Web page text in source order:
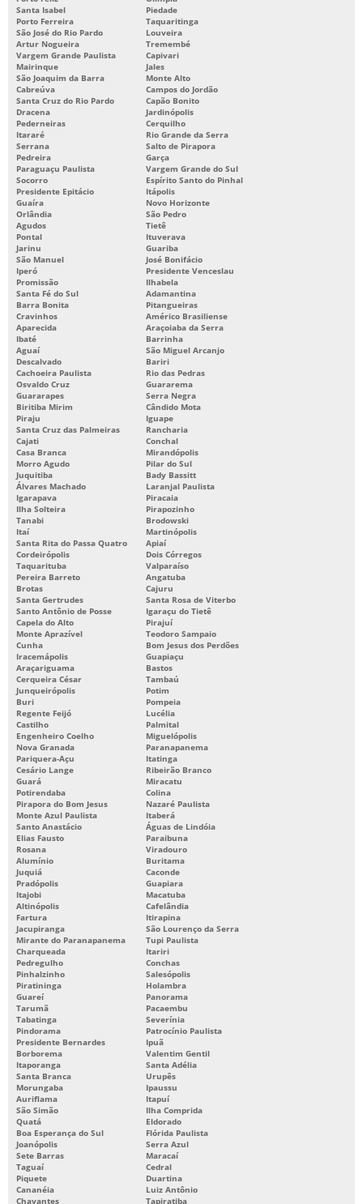
Santa Isabel
Piedade
Porto Ferreira
Taquaritinga
São José do Rio Pardo
Louveira
Artur Nogueira
Tremembé
Vargem Grande Paulista
Capivari
Mairinque
Jales
São Joaquim da Barra
Monte Alto
Cabreúva
Campos do Jordão
Santa Cruz do Rio Pardo
Capão Bonito
Dracena
Jardinópolis
Pederneiras
Cerquilho
Itararé
Rio Grande da Serra
Serrana
Salto de Pirapora
Pedreira
Garça
Paraguaçu Paulista
Vargem Grande do Sul
Socorro
Espírito Santo do Pinhal
Presidente Epitácio
Itápolis
Guaíra
Novo Horizonte
Orlândia
São Pedro
Agudos
Tietê
Pontal
Ituverava
Jarinu
Guariba
São Manuel
José Bonifácio
Iperó
Presidente Venceslau
Promissão
Ilhabela
Santa Fé do Sul
Adamantina
Barra Bonita
Pitangueiras
Cravinhos
Américo Brasiliense
Aparecida
Araçoiaba da Serra
Ibaté
Barrinha
Aguaí
São Miguel Arcanjo
Descalvado
Bariri
Cachoeira Paulista
Rio das Pedras
Osvaldo Cruz
Guararema
Guararapes
Serra Negra
Biritiba Mirim
Cândido Mota
Piraju
Iguape
Santa Cruz das Palmeiras
Rancharia
Cajati
Conchal
Casa Branca
Mirandópolis
Morro Agudo
Pilar do Sul
Juquitiba
Bady Bassitt
Álvares Machado
Laranjal Paulista
Igarapava
Piracaia
Ilha Solteira
Pirapozinho
Tanabi
Brodowski
Itaí
Martinópolis
Santa Rita do Passa Quatro
Apiaí
Cordeirópolis
Dois Córregos
Taquarituba
Valparaíso
Pereira Barreto
Angatuba
Brotas
Cajuru
Santa Gertrudes
Santa Rosa de Viterbo
Santo Antônio de Posse
Igaraçu do Tietê
Capela do Alto
Pirajuí
Monte Aprazível
Teodoro Sampaio
Cunha
Bom Jesus dos Perdões
Iracemápolis
Guapiaçu
Araçariguama
Bastos
Cerqueira César
Tambaú
Junqueirópolis
Potim
Buri
Pompeia
Regente Feijó
Lucélia
Castilho
Palmital
Engenheiro Coelho
Miguelópolis
Nova Granada
Paranapanema
Pariquera-Açu
Itatinga
Cesário Lange
Ribeirão Branco
Guará
Miracatu
Potirendaba
Colina
Pirapora do Bom Jesus
Nazaré Paulista
Monte Azul Paulista
Itaberá
Santo Anastácio
Águas de Lindóia
Elias Fausto
Paraibuna
Rosana
Viradouro
Alumínio
Buritama
Juquiá
Caconde
Pradópolis
Guapiara
Itajobi
Macatuba
Altinópolis
Cafelândia
Fartura
Itirapina
Jacupiranga
São Lourenço da Serra
Mirante do Paranapanema
Tupi Paulista
Charqueada
Itariri
Pedregulho
Conchas
Pinhalzinho
Salesópolis
Piratininga
Holambra
Guareí
Panorama
Tarumã
Pacaembu
Tabatinga
Severínia
Pindorama
Patrocínio Paulista
Presidente Bernardes
Ipuã
Borborema
Valentim Gentil
Itaporanga
Santa Adélia
Santa Branca
Urupês
Morungaba
Ipaussu
Auriflama
Itapuí
São Simão
Ilha Comprida
Quatá
Eldorado
Boa Esperança do Sul
Flórida Paulista
Joanópolis
Serra Azul
Sete Barras
Maracaí
Taguaí
Cedral
Piquete
Duartina
Cananéia
Luiz Antônio
Chavantes
Tapiratiba